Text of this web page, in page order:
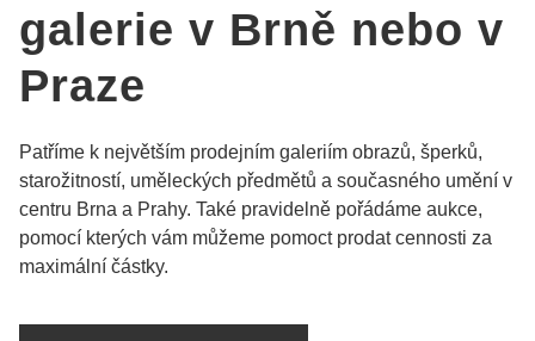
galerie v Brně nebo v
Praze
Patříme k největším prodejním galeriím obrazů, šperků,
starožitností, uměleckých předmětů a současného umění v
centru Brna a Prahy. Také pravidelně pořádáme aukce,
pomocí kterých vám můžeme pomoct prodat cennosti za
maximální částky.